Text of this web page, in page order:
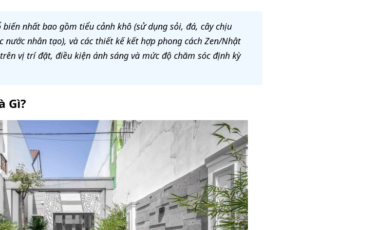
nhất bao gồm tiểu cảnh khô (sử dụng sỏi, đá, cây chịu
nhân tạo), và các thiết kế kết hợp phong cách Zen/Nhật
vị trí đặt, điều kiện ánh sáng và mức độ chăm sóc định kỳ
Gì?